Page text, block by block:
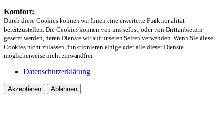
Komfort:
Durch diese Cookies können wir Ihnen eine erweiterte Funktionalität
bereitzustellen. Die Cookies können von uns selbst, oder von Drittanbietern
gesetzt werden, deren Dienste wir auf unseren Seiten verwenden. Wenn Sie diese
Cookies nicht zulassen, funktionieren einige oder alle dieser Dienste
möglicherweise nicht einwandfrei.
Datenschutzerklärung
Akzeptieren Ablehnen